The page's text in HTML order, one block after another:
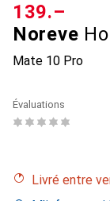
Noreve
Mate 10 Pro
CHF
139.–
Évaluations
Livré entre